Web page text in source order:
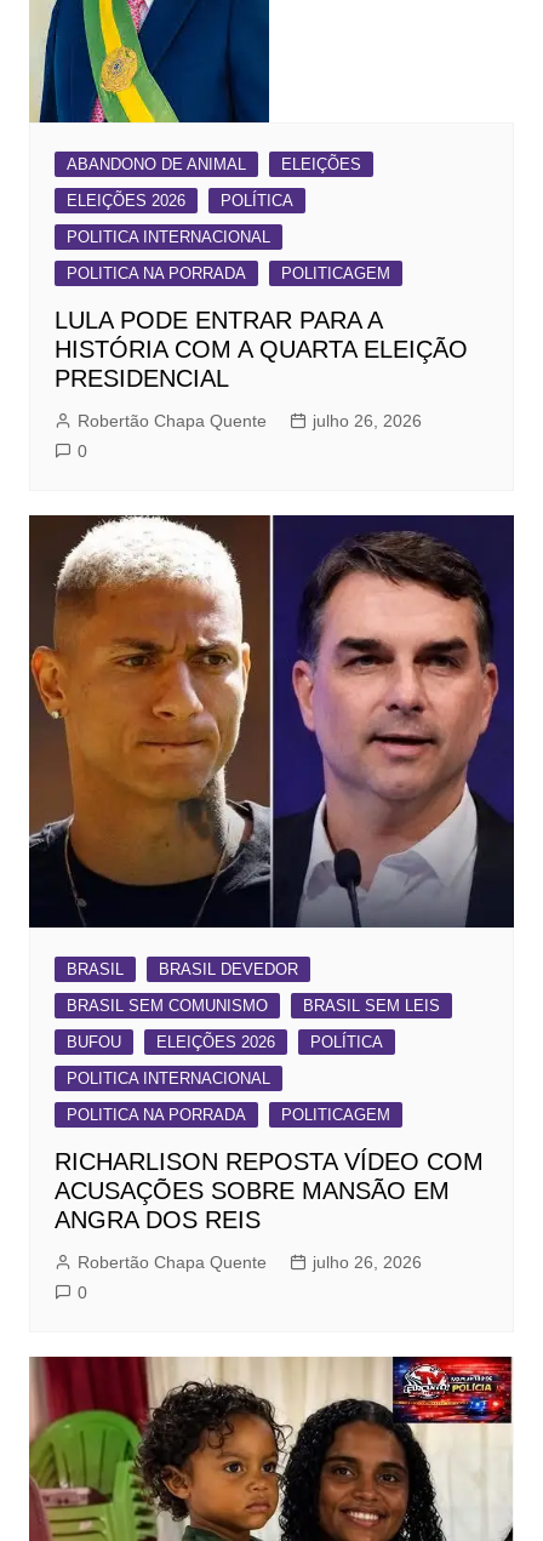
ABANDONO DE ANIMAL
ELEIÇÕES
ELEIÇÕES 2026
POLÍTICA
POLITICA INTERNACIONAL
POLITICA NA PORRADA
POLITICAGEM
LULA PODE ENTRAR PARA A
HISTÓRIA COM A QUARTA ELEIÇÃO
PRESIDENCIAL
Robertão Chapa Quente
julho 26, 2026
0
BRASIL
BRASIL DEVEDOR
BRASIL SEM COMUNISMO
BRASIL SEM LEIS
BUFOU
ELEIÇÕES 2026
POLÍTICA
POLITICA INTERNACIONAL
POLITICA NA PORRADA
POLITICAGEM
RICHARLISON REPOSTA VÍDEO COM
ACUSAÇÕES SOBRE MANSÃO EM
ANGRA DOS REIS
Robertão Chapa Quente
julho 26, 2026
0